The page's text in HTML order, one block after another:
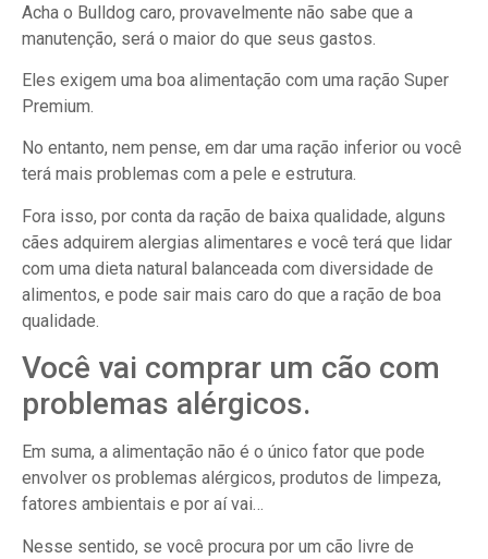
Acha o Bulldog caro, provavelmente não sabe que a
manutenção, será o maior do que seus gastos.
Eles exigem uma boa alimentação com uma ração Super
Premium.
No entanto, nem pense, em dar uma ração inferior ou você
terá mais problemas com a pele e estrutura.
Fora isso, por conta da ração de baixa qualidade, alguns
cães adquirem alergias alimentares e você terá que lidar
com uma dieta natural balanceada com diversidade de
alimentos, e pode sair mais caro do que a ração de boa
qualidade.
Você vai comprar um cão com
problemas alérgicos.
Em suma, a alimentação não é o único fator que pode
envolver os problemas alérgicos, produtos de limpeza,
fatores ambientais e por aí vai…
Nesse sentido, se você procura por um cão livre de